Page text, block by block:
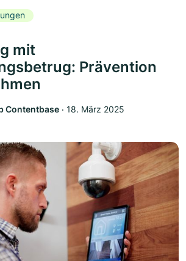
mit
Prävention
Contentbase ‧ 18. März 2025